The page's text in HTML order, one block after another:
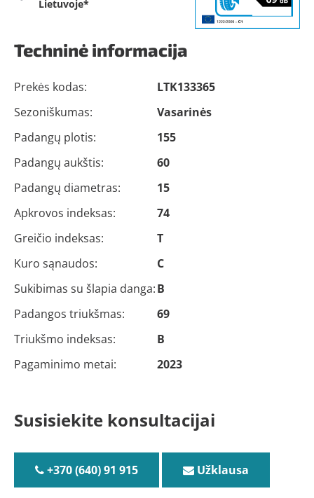
Lietuvoje*
Techninė informacija
Prekės kodas:
LTK133365
Sezoniškumas:
Vasarinės
Padangų plotis:
155
Padangų aukštis:
60
Padangų diametras:
15
Apkrovos indeksas:
74
Greičio indeksas:
T
Kuro sąnaudos:
C
Sukibimas su šlapia danga:B
Padangos triukšmas:
69
Triukšmo indeksas:
B
Pagaminimo metai:
2023
Susisiekite konsultacijai
+370 (640) 91 915 Užklausa